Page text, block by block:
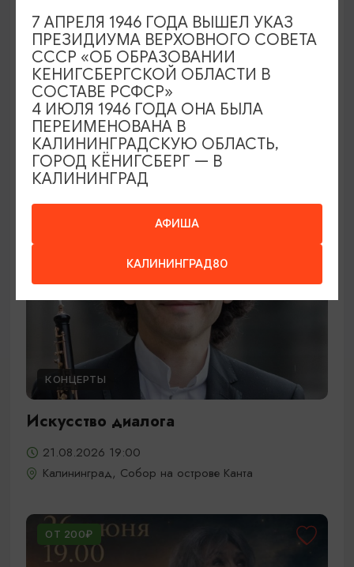
ВЫСТАВКИ
Солнечное притяжение
21.08.2026 - 20.09.2026
Калининград, Музей янтаря
ОТ 1000₽
КОНЦЕРТЫ
Искусство диалога
21.08.2026 19:00
Калининград, Собор на острове Канта
ОТ 200₽
АФИША
КАЛИНИНГРАД80
7 АПРЕЛЯ 1946 ГОДА ВЫШЕЛ УКАЗ
ПРЕЗИДИУМА ВЕРХОВНОГО СОВЕТА
СССР «ОБ ОБРАЗОВАНИИ
КЕНИГСБЕРГСКОЙ ОБЛАСТИ В
СОСТАВЕ РСФСР»
4 ИЮЛЯ 1946 ГОДА ОНА БЫЛА
ПЕРЕИМЕНОВАНА В
КАЛИНИНГРАДСКУЮ ОБЛАСТЬ,
ГОРОД КЁНИГСБЕРГ — В
КАЛИНИНГРАД